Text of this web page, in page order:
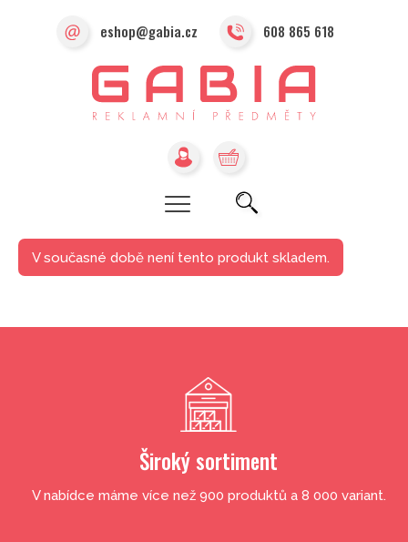
eshop@gabia.cz 608 865 618
V současné době není tento produkt skladem.
Široký sortiment
V nabídce máme více než 900 produktů a 8 000 variant.